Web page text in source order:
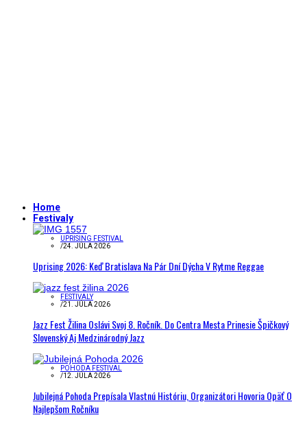
Home
Festivaly
UPRISING FESTIVAL
/24. JÚLA 2026
Uprising 2026: Keď Bratislava Na Pár Dní Dýcha V Rytme Reggae
FESTIVALY
/21. JÚLA 2026
Jazz Fest Žilina Oslávi Svoj 8. Ročník. Do Centra Mesta Prinesie Špičkový
Slovenský Aj Medzinárodný Jazz
POHODA FESTIVAL
/12. JÚLA 2026
Jubilejná Pohoda Prepísala Vlastnú Históriu, Organizátori Hovoria Opäť O
Najlepšom Ročníku